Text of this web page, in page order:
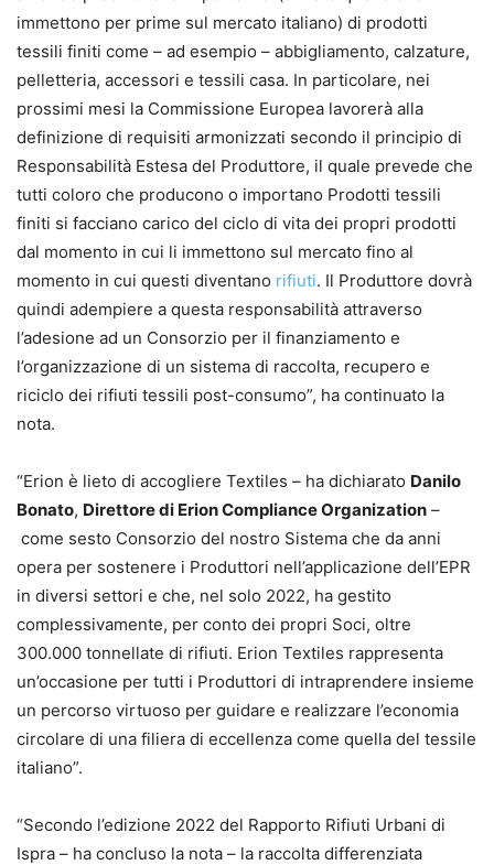
immettono per prime sul mercato italiano) di prodotti
tessili finiti come – ad esempio – abbigliamento, calzature,
pelletteria, accessori e tessili casa. In particolare, nei
prossimi mesi la Commissione Europea lavorerà alla
definizione di requisiti armonizzati secondo il principio di
Responsabilità Estesa del Produttore, il quale prevede che
tutti coloro che producono o importano Prodotti tessili
finiti si facciano carico del ciclo di vita dei propri prodotti
dal momento in cui li immettono sul mercato fino al
momento in cui questi diventano rifiuti. Il Produttore dovrà
quindi adempiere a questa responsabilità attraverso
l’adesione ad un Consorzio per il finanziamento e
l’organizzazione di un sistema di raccolta, recupero e
riciclo dei rifiuti tessili post-consumo”, ha continuato la
nota.
“Erion è lieto di accogliere Textiles – ha dichiarato Danilo
Bonato, Direttore di Erion Compliance Organization –
come sesto Consorzio del nostro Sistema che da anni
opera per sostenere i Produttori nell’applicazione dell’EPR
in diversi settori e che, nel solo 2022, ha gestito
complessivamente, per conto dei propri Soci, oltre
300.000 tonnellate di rifiuti. Erion Textiles rappresenta
un’occasione per tutti i Produttori di intraprendere insieme
un percorso virtuoso per guidare e realizzare l’economia
circolare di una filiera di eccellenza come quella del tessile
italiano”.
“Secondo l’edizione 2022 del Rapporto Rifiuti Urbani di
Ispra – ha concluso la nota – la raccolta differenziata